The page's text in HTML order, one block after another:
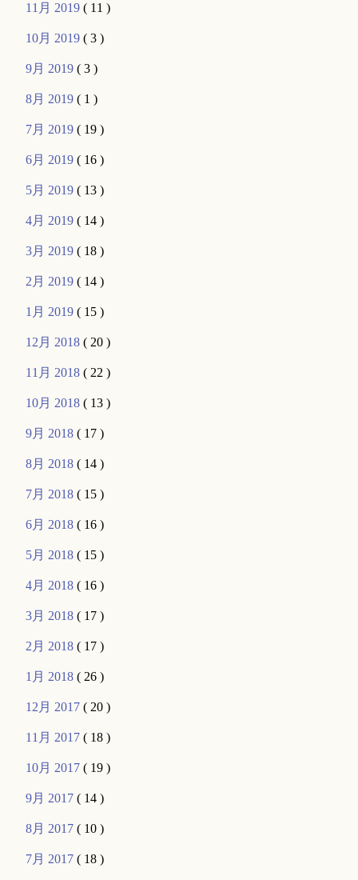
11月 2019( 11 )
10月 2019( 3 )
9月 2019( 3 )
8月 2019( 1 )
7月 2019( 19 )
6月 2019( 16 )
5月 2019( 13 )
4月 2019( 14 )
3月 2019( 18 )
2月 2019( 14 )
1月 2019( 15 )
12月 2018( 20 )
11月 2018( 22 )
10月 2018( 13 )
9月 2018( 17 )
8月 2018( 14 )
7月 2018( 15 )
6月 2018( 16 )
5月 2018( 15 )
4月 2018( 16 )
3月 2018( 17 )
2月 2018( 17 )
1月 2018( 26 )
12月 2017( 20 )
11月 2017( 18 )
10月 2017( 19 )
9月 2017( 14 )
8月 2017( 10 )
7月 2017( 18 )